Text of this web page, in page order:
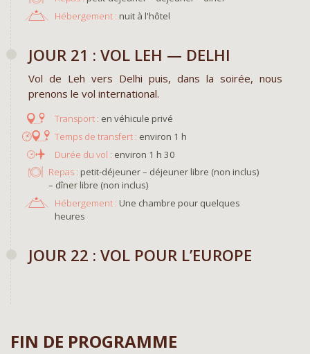
Hébergement : nuit à l'hôtel
JOUR 21 : VOL LEH — DELHI
Vol de Leh vers Delhi puis, dans la soirée, nous
prenons le vol international.
en véhicule privé
environ 1 h
environ 1 h 30
Repas : petit-déjeuner – déjeuner libre (non inclus)
– dîner libre (non inclus)
Hébergement : Une chambre pour quelques
heures
JOUR 22 : VOL POUR L’EUROPE
FIN DE PROGRAMME